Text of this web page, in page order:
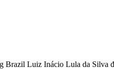
Luiz Inácio Lula da Silva